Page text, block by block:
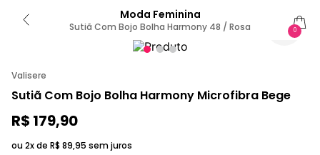
Moda Feminina
Sutiã Com Bojo Bolha Harmony 48 / Rosa 0
Valisere
Sutiã Com Bojo Bolha Harmony Microfibra Bege
R$ 179,90
ou 2x de R$ 89,95 sem juros